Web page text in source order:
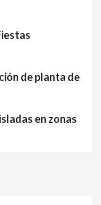
de planta de
en zonas